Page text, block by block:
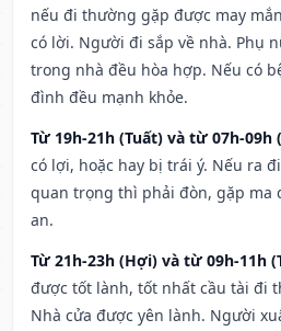
nếu đi thường gặp được may
có lời. Người đi sắp về nhà. Phụ
trong nhà đều hòa hợp. Nếu có
đình đều mạnh khỏe.
Từ 19h-21h (Tuất) và từ 07h-09h
có lợi, hoặc hay bị trái ý. Nếu ra
quan trọng thì phải đòn, gặp ma
an.
Từ 21h-23h (Hợi) và từ 09h-11h
được tốt lành, tốt nhất cầu tài đi
Nhà cửa được yên lành. Người